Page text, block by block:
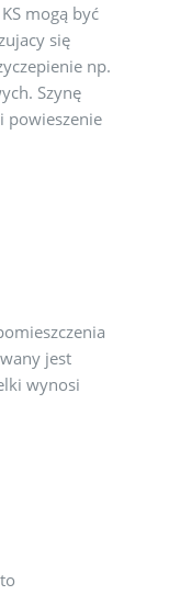
mogą być
się
np.
Szynę
powieszenie
jest
wynosi